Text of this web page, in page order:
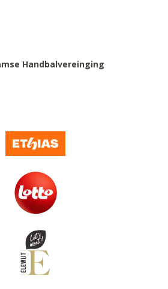
Handbalvereinging